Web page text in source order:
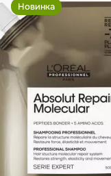
Новинка